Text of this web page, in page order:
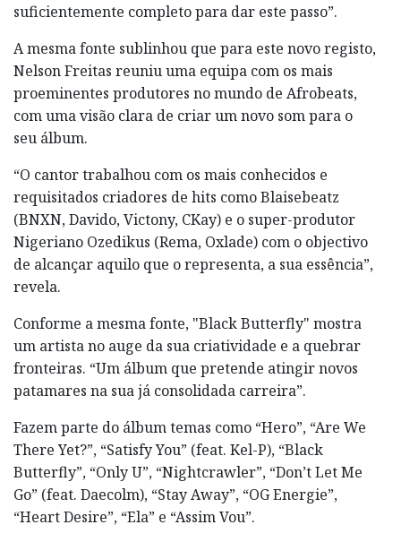
suficientemente completo para dar este passo”.
A mesma fonte sublinhou que para este novo registo,
Nelson Freitas reuniu uma equipa com os mais
proeminentes produtores no mundo de Afrobeats,
com uma visão clara de criar um novo som para o
seu álbum.
“O cantor trabalhou com os mais conhecidos e
requisitados criadores de hits como Blaisebeatz
(BNXN, Davido, Victony, CKay) e o super-produtor
Nigeriano Ozedikus (Rema, Oxlade) com o objectivo
de alcançar aquilo que o representa, a sua essência”,
revela.
Conforme a mesma fonte, "Black Butterfly" mostra
um artista no auge da sua criatividade e a quebrar
fronteiras. “Um álbum que pretende atingir novos
patamares na sua já consolidada carreira”.
Fazem parte do álbum temas como “Hero”, “Are We
There Yet?”, “Satisfy You” (feat. Kel-P), “Black
Butterfly”, “Only U”, “Nightcrawler”, “Don’t Let Me
Go” (feat. Daecolm), “Stay Away”, “OG Energie”,
“Heart Desire”, “Ela” e “Assim Vou”.